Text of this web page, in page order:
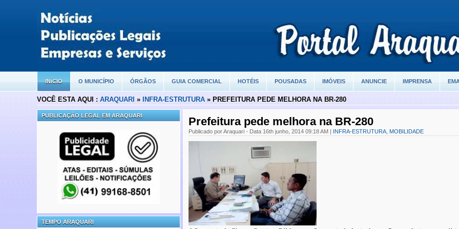
INÍCIO O MUNICÍPIO ÓRGÃOS GUIA COMERCIAL HOTÉIS POUSADAS IMÓVEIS ANUNCIE IMPRENSA
VOCÊ ESTA AQUI : ARAQUARI » INFRA-ESTRUTURA » PREFEITURA PEDE MELHORA NA BR-280
PUBLICAÇÃO LEGAL EM ARAQUARI
TEMPO ARAQUARI
Prefeitura pede melhora na BR-280
Publicado por Araquari - Data 16th junho, 2014 09:18 AM | INFRA-ESTRUTURA MOBILIDADE